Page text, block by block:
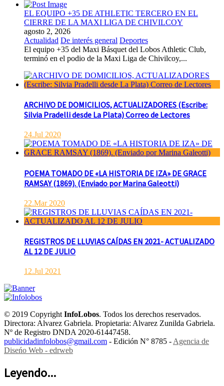
EL EQUIPO +35 DE ATHLETIC TERCERO EN EL
CIERRE DE LA MAXI LIGA DE CHIVILCOY
agosto 2, 2026
Actualidad De interés general Deportes
El equipo +35 del Maxi Básquet del Lobos Athletic Club,
terminó en el podio de la Maxi Liga de Chivilcoy,...
ARCHIVO DE DOMICILIOS, ACTUALIZADORES (Escribe:
Silvia Pradelli desde La Plata) Correo de Lectores
24.Jul 2020
POEMA TOMADO DE «LA HISTORIA DE IZA» DE GRACE
RAMSAY (1869). (Enviado por Marina Galeotti)
22.Mar 2020
REGISTROS DE LLUVIAS CAÍDAS EN 2021- ACTUALIZADO
AL 12 DE JULIO
12.Jul 2021
© 2019 CopyrightInfoLobos. Todos los derechos reservados.
Directora: Alvarez Gabriela. Propietaria: Alvarez Zunilda Gabriela.
Nº de Registro DNDA 2020-61447458.
publicidadinfolobos@gmail.com - Edición N° 8785 -Agencia de
Diseńo Web - edrweb
Leyendo...